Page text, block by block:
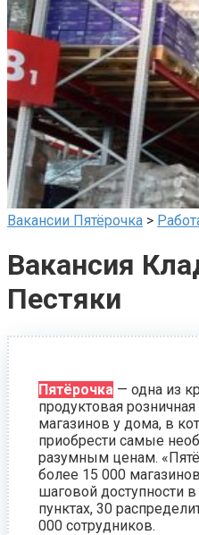
Вакансии Пятёрочка >
Вакансия
Пестяки
Пятёрочка — одна из
продуктовая
магазинов у дома, в
приобрести самые
разумным ценам.
более 15 000
шаговой доступности
пунктах, 30
000 сотрудников.